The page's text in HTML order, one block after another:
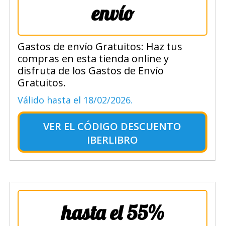
envío
Gastos de envío Gratuitos: Haz tus
compras en esta tienda online y
disfruta de los Gastos de Envío
Gratuitos.
Válido hasta el 18/02/2026.
VER EL CÓDIGO DESCUENTO
IBERLIBRO
hasta el 55%